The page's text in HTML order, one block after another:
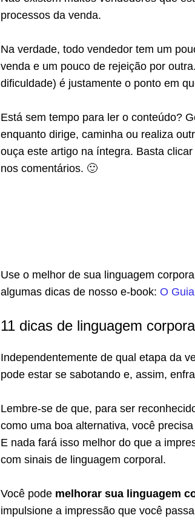
processos da venda.
Na verdade, todo vendedor tem um
venda e um pouco de rejeição por
dificuldade) é justamente o ponto em
Está sem tempo para ler o conteúdo?
enquanto dirige, caminha ou realiza
ouça este artigo na íntegra. Basta
nos comentários. 🙂
Use o melhor de sua linguagem
algumas dicas de nosso e-book: O
11 dicas de linguagem
Independentemente de qual etapa da
pode estar se sabotando e, assim,
Lembre-se de que, para ser
como uma boa alternativa, você
E nada fará isso melhor do que a
com sinais de linguagem corporal.
Você pode melhorar sua linguagem
impulsione a impressão que você